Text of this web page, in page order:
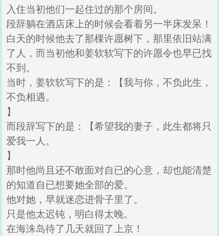
入住当初他们一起住过的那个房间。
段辞躺在酒店床上的时候会看着另一半床发呆！
白天的时候他去了那棵许愿树下，那里依旧站满
了人，而当初他和姜软软写下的许愿令也早已找
不到。
当时，姜软软写下的是：【我与你，不负此生，
不负相遇。
】
而段辞写下的是：【希望我的妻子，此生都将只
爱我一人。
】
那时他尚且还不敢面对自已的心意，却也能清楚
的知道自已想要她全部的爱。
他对她，早就迷恋进骨子里了。
只是他太迟钝，明白得太晚。
在海洙岛待了几天就回了上京！